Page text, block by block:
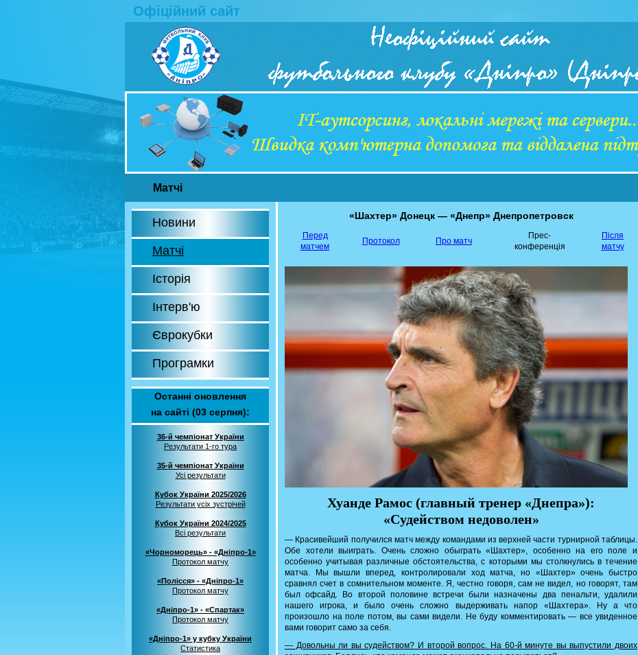
Офіційний сайт
Матчі
Новини
Матчі
Історія
Інтерв'ю
Єврокубки
Програмки
Останні оновлення
на сайті (03 серпня):
36-й чемпіонат України
Результати 1-го тура
35-й чемпіонат України
Усі результати
Кубок України 2025/2026
Результати усіх зустрічей
Кубок України 2024/2025
Всі результати
«Чорноморець» - «Дніпро-1»
Протокол матчу
«Полісся» - «Дніпро-1»
Протокол матчу
«Дніпро-1» - «Спартак»
Протокол матчу
«Дніпро-1» у кубку України
Статистика
«Шахтер» Донецк — «Днепр» Днепропетровск
Перед
матчем
Протокол Про матч
Прес-
конференція
Після
матчу
Хуанде Рамос (главный тренер «Днепра»):
«Судейством недоволен»
— Красивейший получился матч между командами из верхней части турнирной таблицы.
Обе хотели выиграть. Очень сложно обыграть «Шахтер», особенно на его поле и
особенно учитывая различные обстоятельства, с которыми мы столкнулись в течение
матча. Мы вышли вперед, контролировали ход матча, но «Шахтер» очень быстро
сравнял счет в сомнительном моменте. Я, честно говоря, сам не видел, но говорят, там
был офсайд. Во второй половине встречи были назначены два пенальти, удалили
нашего игрока, и было очень сложно выдерживать напор «Шахтера». Ну а что
произошло на поле потом, вы сами видели. Не буду комментировать — все увиденное
вами говорит само за себя.
— Довольны ли вы судейством? И второй вопрос. На 60-й минуте вы выпустили двоих